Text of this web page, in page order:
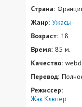
Страна:
Жанр: Ужасы
Возраст: 18
Время: 85 м.
Качество:
Перевод:
Режиссер:
Жак Клюгер